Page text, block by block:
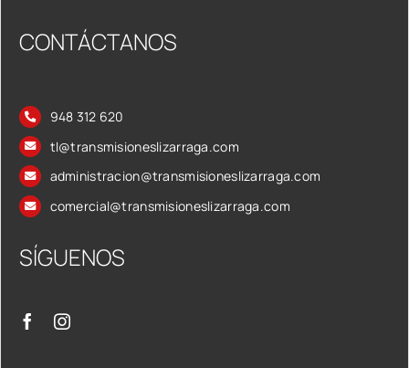
CONTÁCTANOS
948 312 620
tl@transmisioneslizarraga.com
administracion@transmisioneslizarraga.com
comercial@transmisioneslizarraga.com
SÍGUENOS